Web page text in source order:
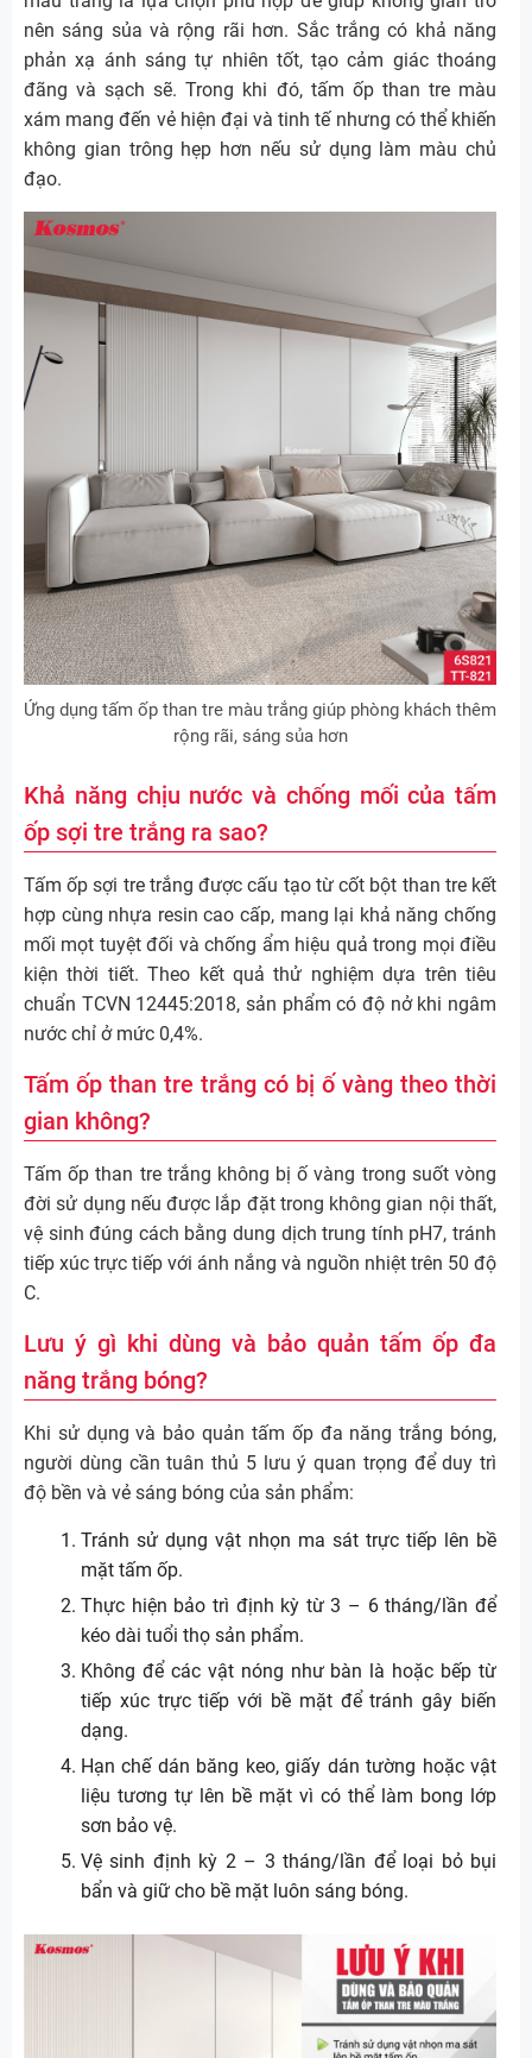
nên sáng sủa và rộng rãi hơn. Sắc trắng có khả năng
phản xạ ánh sáng tự nhiên tốt, tạo cảm giác thoáng
đãng và sạch sẽ. Trong khi đó, tấm ốp than tre màu
xám mang đến vẻ hiện đại và tinh tế nhưng có thể khiến
không gian trông hẹp hơn nếu sử dụng làm màu chủ
đạo.
Ứng dụng tấm ốp than tre màu trắng giúp phòng khách thêm
rộng rãi, sáng sủa hơn
Khả năng chịu nước và chống mối của tấm
ốp sợi tre trắng ra sao?
Tấm ốp sợi tre trắng được cấu tạo từ cốt bột than tre kết
hợp cùng nhựa resin cao cấp, mang lại khả năng chống
mối mọt tuyệt đối và chống ẩm hiệu quả trong mọi điều
kiện thời tiết. Theo kết quả thử nghiệm dựa trên tiêu
chuẩn TCVN 12445:2018, sản phẩm có độ nở khi ngâm
nước chỉ ở mức 0,4%.
Tấm ốp than tre trắng có bị ố vàng theo thời
gian không?
Tấm ốp than tre trắng không bị ố vàng trong suốt vòng
đời sử dụng nếu được lắp đặt trong không gian nội thất,
vệ sinh đúng cách bằng dung dịch trung tính pH7, tránh
tiếp xúc trực tiếp với ánh nắng và nguồn nhiệt trên 50 độ
C.
Lưu ý gì khi dùng và bảo quản tấm ốp đa
năng trắng bóng?
Khi sử dụng và bảo quản tấm ốp đa năng trắng bóng,
người dùng cần tuân thủ 5 lưu ý quan trọng để duy trì
độ bền và vẻ sáng bóng của sản phẩm:
Tránh sử dụng vật nhọn ma sát trực tiếp lên bề
mặt tấm ốp.
Thực hiện bảo trì định kỳ từ 3 – 6 tháng/lần để
kéo dài tuổi thọ sản phẩm.
Không để các vật nóng như bàn là hoặc bếp từ
tiếp xúc trực tiếp với bề mặt để tránh gây biến
dạng.
Hạn chế dán băng keo, giấy dán tường hoặc vật
liệu tương tự lên bề mặt vì có thể làm bong lớp
sơn bảo vệ.
Vệ sinh định kỳ 2 – 3 tháng/lần để loại bỏ bụi
bẩn và giữ cho bề mặt luôn sáng bóng.